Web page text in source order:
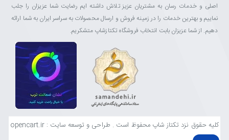
اصلی و خدمات رسان به مشتریان عزیز تلاش داشته ایم رضایت شما عزیزان را جلب
نماییم و بهترین خدمات را در زمینه فروش و ارسال محصولات به سراسر ایران به شما ارائه
دهیم. از شما عزیزان بابت انتخاب فروشگاه تکتازشاپ متشکریم.
کلیه حقوق نزد تکتاز شاپ محفوظ است . طراحی و توسعه سایت : opencart.ir